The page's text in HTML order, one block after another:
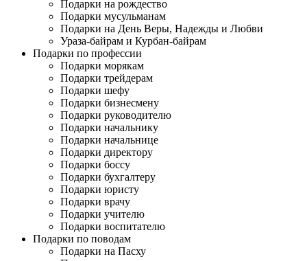
Подарки на рождество
Подарки мусульманам
Подарки на День Веры, Надежды и Любви
Ураза-байрам и Курбан-байрам
Подарки по профессии
Подарки морякам
Подарки трейдерам
Подарки шефу
Подарки бизнесмену
Подарки руководителю
Подарки начальнику
Подарки начальнице
Подарки директору
Подарки боссу
Подарки бухгалтеру
Подарки юристу
Подарки врачу
Подарки учителю
Подарки воспитателю
Подарки по поводам
Подарки на Пасху